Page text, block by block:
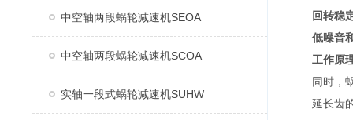
中空轴两段蜗轮减速机SEOA
中空轴两段蜗轮减速机SCOA
实轴一段式蜗轮减速机SUHW
回转稳
低噪音
工作原
同时，
延长齿